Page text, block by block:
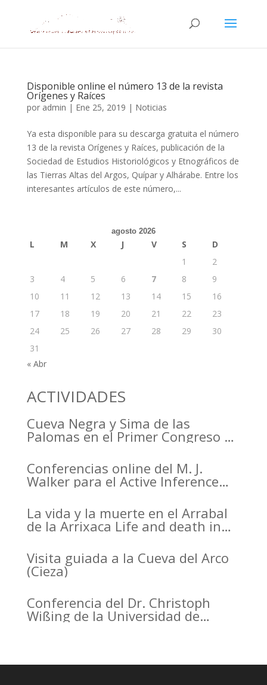
Disponible online el número 13 de la revista
Orígenes y Raíces
por admin | Ene 25, 2019 | Noticias
Ya esta disponible para su descarga gratuita el número
13 de la revista Orígenes y Raíces, publicación de la
Sociedad de Estudios Historiológicos y Etnográficos de
las Tierras Altas del Argos, Quípar y Alhárabe. Entre los
interesantes artículos de este número,...
agosto 2026
L M X J V S
D
1
2
3
4 5 6 7 8
9
10
11 12 13 14 15
16
17
18 19 20 21 22
23
24
25 26 27 28 29
30
31
« Abr
ACTIVIDADES
Cueva Negra y Sima de las
Palomas en el Primer Congreso de
Murcia organizado por el CDL
Conferencias online del M. J.
Walker para el Active Inference
La vida y la muerte en el Arrabal
de la Arrixaca Life and death in
Visita guiada a la Cueva del Arco
(Cieza)
Conferencia del Dr. Christoph
Wißing de la Universidad de
versus early modern humans: